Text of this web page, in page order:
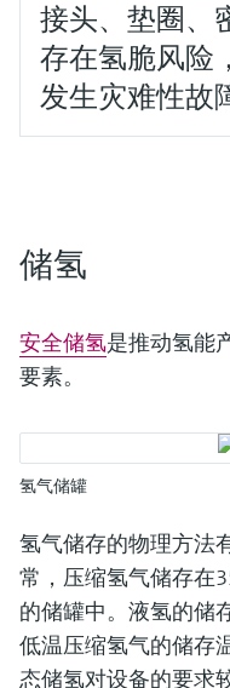
接头、垫圈、
存在氢脆风险
发生灾难性故
储氢
安全储氢是推动氢能
要素。
氢气储罐
氢气储存的物理方法
常，压缩氢气储存在
的储罐中。液氢的储
低温压缩氢气的储存
态储氢对设备的要求